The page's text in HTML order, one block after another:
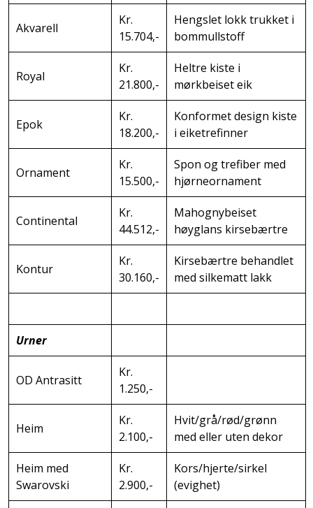
Akvarell
Kr.
15.704,-
Hengslet lokk trukket i
bommullstoff
Royal
Kr.
21.800,-
Heltre kiste i
mørkbeiset eik
Epok
Kr.
18.200,-
Konformet design kiste
i eiketrefinner
Ornament
Kr.
15.500,-
Spon og trefiber med
hjørneornament
Continental
Kr.
44.512,-
Mahognybeiset
høyglans kirsebærtre
Kontur
Kr.
30.160,-
Kirsebærtre behandlet
med silkematt lakk
Urner
OD Antrasitt
Kr.
1.250,-
Heim
Kr.
2.100,-
Hvit/grå/rød/grønn
med eller uten dekor
Heim med
Swarovski
Kr.
2.900,-
Kors/hjerte/sirkel
(evighet)